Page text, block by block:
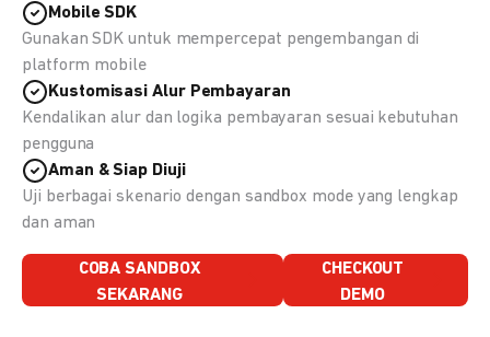
Mobile SDK
Gunakan SDK untuk mempercepat pengembangan di
platform mobile
Kustomisasi Alur Pembayaran
Kendalikan alur dan logika pembayaran sesuai kebutuhan
pengguna
Aman & Siap Diuji
Uji berbagai skenario dengan sandbox mode yang lengkap
dan aman
COBA SANDBOX
SEKARANG
CHECKOUT
DEMO